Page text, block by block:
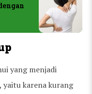
yang menjadi
yaitu karena kurang